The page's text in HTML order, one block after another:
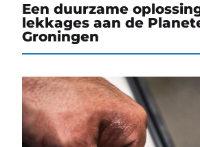
Een duurzame
lekkages aan de
Groningen